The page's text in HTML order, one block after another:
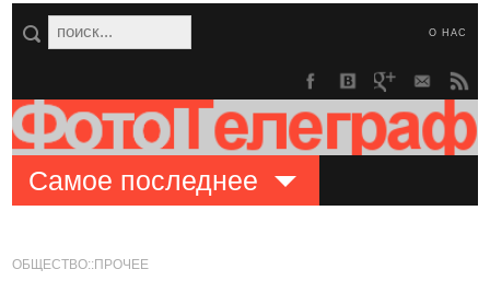
О НАС
Самое последнее
ОБЩЕСТВО::ПРОЧЕЕ